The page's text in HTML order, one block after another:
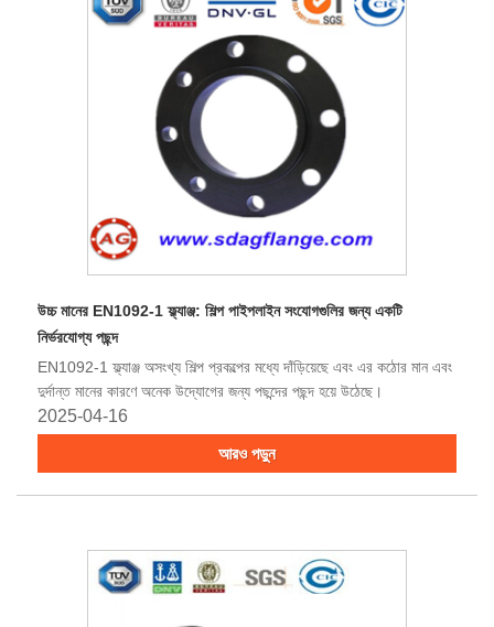
উচ্চ মানের EN1092-1 ফ্ল্যাঞ্জ: শিল্প পাইপলাইন সংযোগগুলির জন্য একটি
নির্ভরযোগ্য পছন্দ
EN1092-1 ফ্ল্যাঞ্জ অসংখ্য শিল্প প্রকল্পের মধ্যে দাঁড়িয়েছে এবং এর কঠোর মান এবং
দুর্দান্ত মানের কারণে অনেক উদ্যোগের জন্য পছন্দের পছন্দ হয়ে উঠেছে।
2025-04-16
আরও পড়ুন